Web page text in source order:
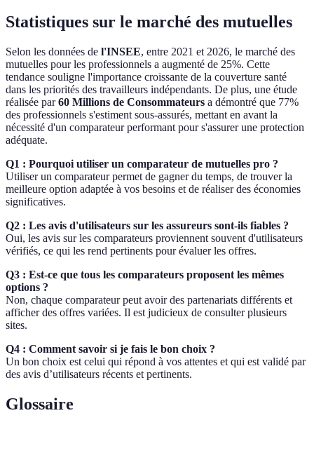
Statistiques sur le marché des mutuelles
Selon les données de l'INSEE, entre 2021 et 2026, le marché des
mutuelles pour les professionnels a augmenté de 25%. Cette
tendance souligne l'importance croissante de la couverture santé
dans les priorités des travailleurs indépendants. De plus, une étude
réalisée par60 Millions de Consommateurs a démontré que 77%
des professionnels s'estiment sous-assurés, mettant en avant la
nécessité d'un comparateur performant pour s'assurer une protection
adéquate.
Q1 : Pourquoi utiliser un comparateur de mutuelles pro ?
Utiliser un comparateur permet de gagner du temps, de trouver la
meilleure option adaptée à vos besoins et de réaliser des économies
significatives.
Q2 : Les avis d'utilisateurs sur les assureurs sont-ils fiables ?
Oui, les avis sur les comparateurs proviennent souvent d'utilisateurs
vérifiés, ce qui les rend pertinents pour évaluer les offres.
Q3 : Est-ce que tous les comparateurs proposent les mêmes
options ?
Non, chaque comparateur peut avoir des partenariats différents et
afficher des offres variées. Il est judicieux de consulter plusieurs
sites.
Q4 : Comment savoir si je fais le bon choix ?
Un bon choix est celui qui répond à vos attentes et qui est validé par
des avis d’utilisateurs récents et pertinents.
Glossaire